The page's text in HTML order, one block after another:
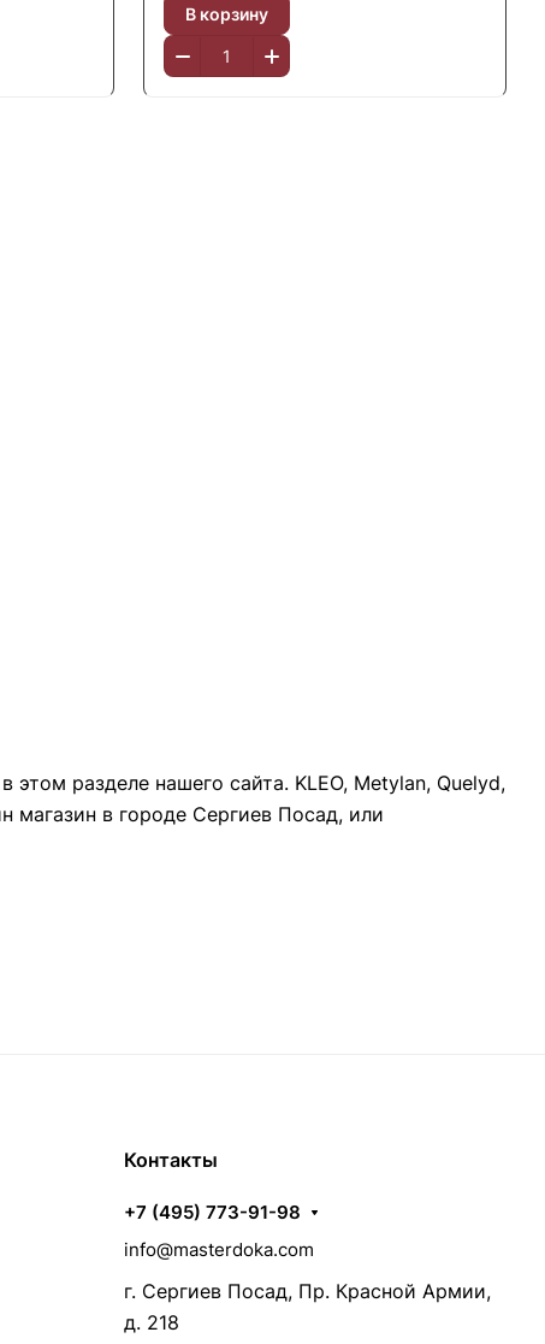
В корзину
разделе нашего сайта. KLEO, Metylan, Quelyd,
магазин в городе Сергиев Посад, или
Контакты
+7 (495) 773-91-98
info@masterdoka.com
г. Сергиев Посад, Пр. Красной Армии,
д. 218